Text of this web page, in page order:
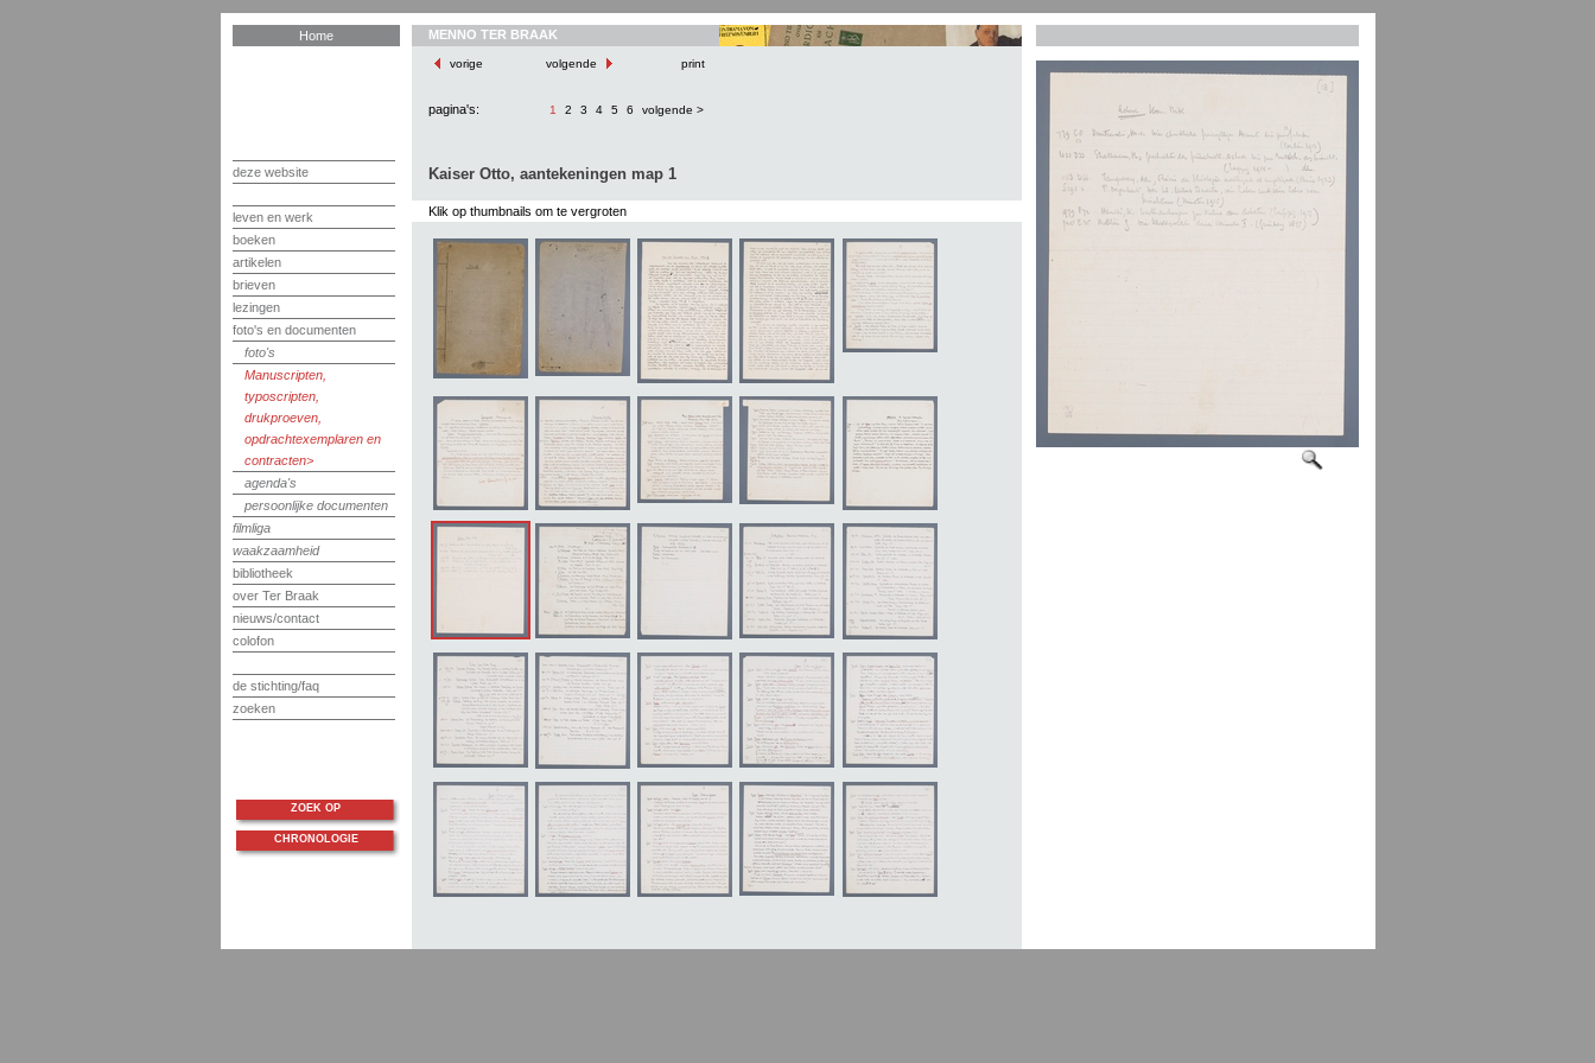
Home
deze website
leven en werk
boeken
artikelen
brieven
lezingen
foto's en documenten
foto's
Manuscripten,
typoscripten,
drukproeven,
opdrachtexemplaren en
contracten
agenda's
persoonlijke documenten
filmliga
waakzaamheid
bibliotheek
over Ter Braak
nieuws/contact
colofon
de stichting/faq
zoeken
MENNO TER BRAAK
vorige volgende print
pagina's: 1 2 3 4 5 6 volgende >
Kaiser Otto, aantekeningen map 1
Klik op thumbnails om te vergroten
ZOEK OP
CHRONOLOGIE